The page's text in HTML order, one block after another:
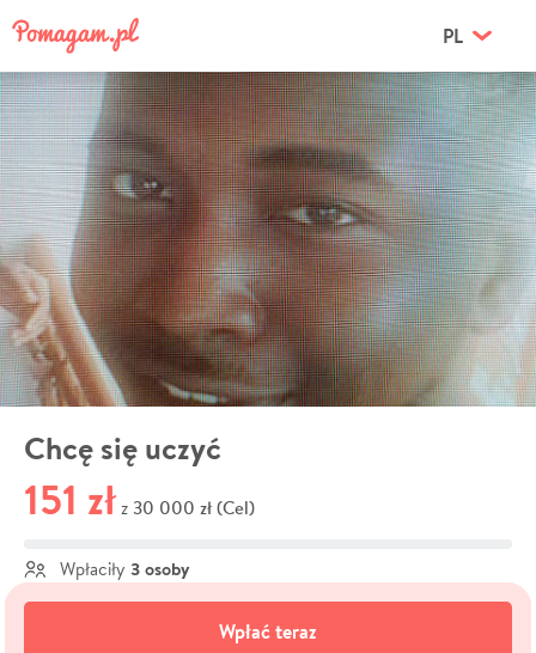
PL
Chcę się uczyć
151 zł z 30 000 zł (Cel)
Wpłaciły 3 osoby
Wpłać teraz